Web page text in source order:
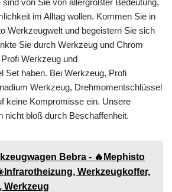
im Alltag wollen. Kommen Sie in
Werkzeugwelt und begeistern Sie sich
Sie durch Werkzeug und Chrom
Werkzeug und
Set haben. Bei Werkzeug, Profi
Werkzeug, Drehmomentschlüssel
keine Kompromisse ein. Unsere
nicht bloß durch Beschaffenheit.
Bebra - 🔥Mephisto
Werkzeugkoffer,
Werkzeug